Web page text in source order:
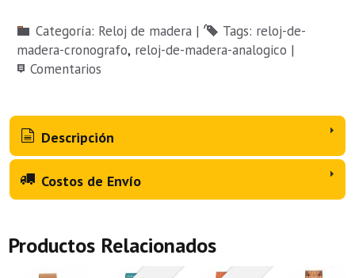
Categoría: Reloj de madera | Tags: reloj-de-
madera-cronografo reloj-de-madera-analogico |
Comentarios
Descripción
Costos de Envío
Productos Relacionados